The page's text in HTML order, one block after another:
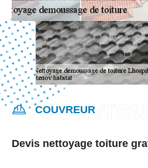
COUVREUR
Devis nettoyage toiture